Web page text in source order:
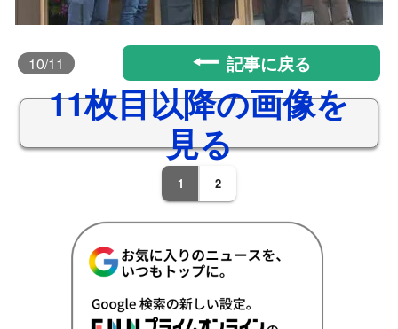
10/11 記事に戻る
11枚目以降の画像を
見る
1 2